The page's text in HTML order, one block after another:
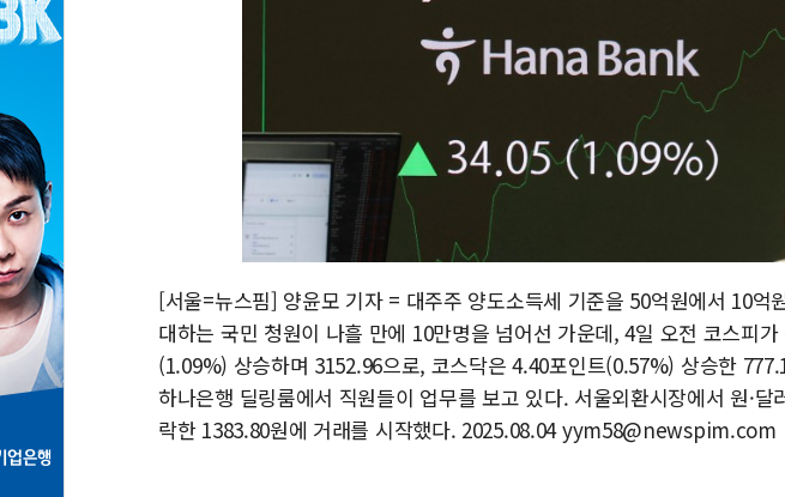
[서울=뉴스핌] 양윤모 기자 = 대주주 양도소득세 기준을 50억원에서 10억
대하는 국민 청원이 나흘 만에 10만명을 넘어선 가운데, 4일 오전 코스피
(1.09%) 상승하며 3152.96으로, 코스닥은 4.40포인트(0.57%) 상승한
하나은행 딜링룸에서 직원들이 업무를 보고 있다. 서울외환시장에서 원·
락한 1383.80원에 거래를 시작했다. 2025.08.04 yym58@newspim.com